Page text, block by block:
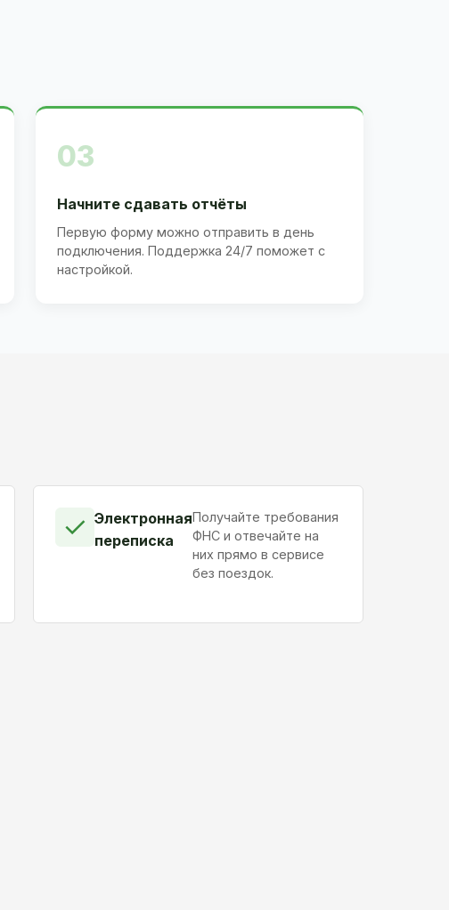
03
Начните сдавать отчёты
Первую форму можно отправить в день
подключения. Поддержка 24/7 поможет с
настройкой.
✓ Электронная
переписка
Получайте требования
ФНС и отвечайте на
них прямо в сервисе
без поездок.